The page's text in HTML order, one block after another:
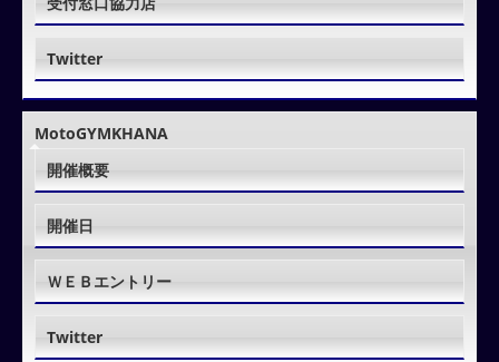
Twitter
MotoGYMKHANA
開催概要
開催日
ＷＥＢエントリー
Twitter